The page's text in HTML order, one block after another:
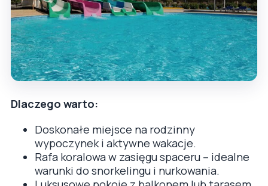
Dlaczego warto:
Doskonałe miejsce na rodzinny
wypoczynek i aktywne wakacje.
Rafa koralowa w zasięgu spaceru – idealne
warunki do snorkelingu i nurkowania.